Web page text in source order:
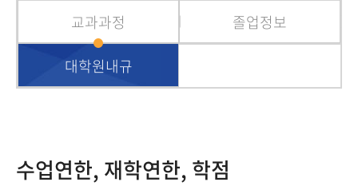
교과과정 졸업정보
대학원내규
수업연한, 재학연한, 학점